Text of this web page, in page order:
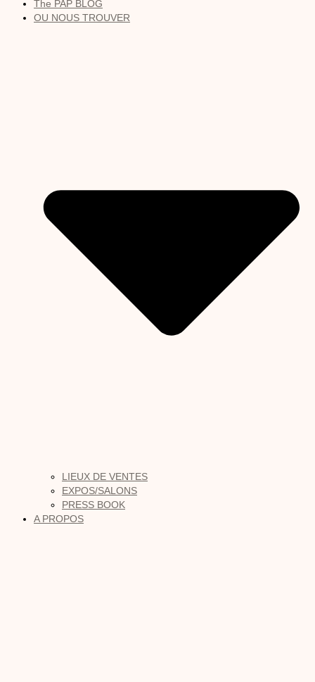
The PAP BLOG
OU NOUS TROUVER
LIEUX DE VENTES
EXPOS/SALONS
PRESS BOOK
A PROPOS